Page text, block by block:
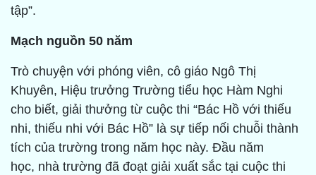
tập”.
Mạch nguồn 50 năm
Trò chuyện với phóng viên, cô giáo Ngô Thị
Khuyên, Hiệu trưởng Trường tiểu học Hàm Nghi
cho biết, giải thưởng từ cuộc thi “Bác Hồ với thiếu
nhi, thiếu nhi với Bác Hồ” là sự tiếp nối chuỗi thành
tích của trường trong năm học này. Đầu năm
học, nhà trường đã đoạt giải xuất sắc tại cuộc thi